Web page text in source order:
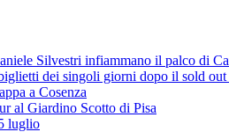
Silvestri infiammano il palco di
dei singoli giorni dopo il sold out
a Cosenza
al Giardino Scotto di Pisa
luglio